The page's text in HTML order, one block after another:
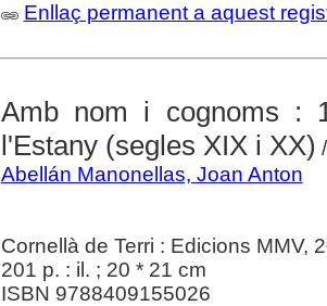
Enllaç permanent a aquest
Amb nom i cognoms :
l'Estany (segles XIX i XX)
Abellán Manonellas, Joan Anton
Cornellà de Terri : Edicions MMV,
201 p. : il. ; 20 * 21 cm
ISBN 9788409155026